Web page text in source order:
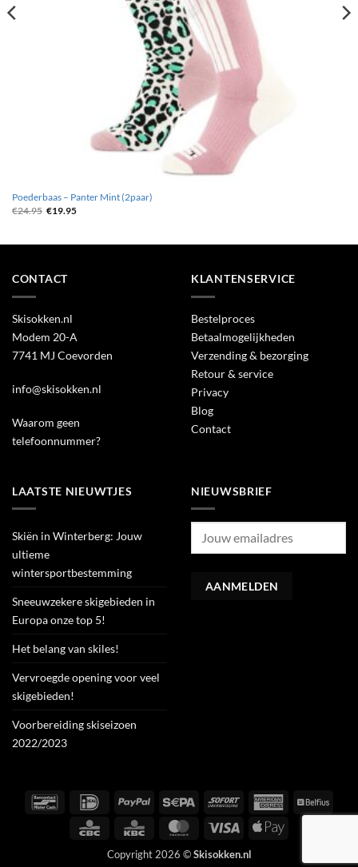
Poederbaas – Panter Mint (2paar)
€24.95 Oorspronkelijke
€19.95Huidige
CONTACT
Skisokken.nl
Modem 20-A
7741 MJ Coevorden
info@skisokken.nl
Waarom geen
telefoonnummer?
KLANTENSERVICE
Bestelproces
Betaalmogelijkheden
Verzending & bezorging
Retour & service
Privacy
Blog
Contact
LAATSTE NIEUWTJES
Skiën in Winterberg: Jouw
ultieme
wintersportbestemming
Sneeuwzekere skigebieden in
Europa onze top 5!
Het belang van skiles!
Vervroegde opening voor veel
skigebieden!
Voorbereiding skiseizoen
2022/2023
NIEUWSBRIEF
Bancontact IDeal PayPal Sepa Sofort
American
Express
Belfius
CBC KBC MasterCardVisa
Apple
Copyright 2026 ©Skisokken.nl